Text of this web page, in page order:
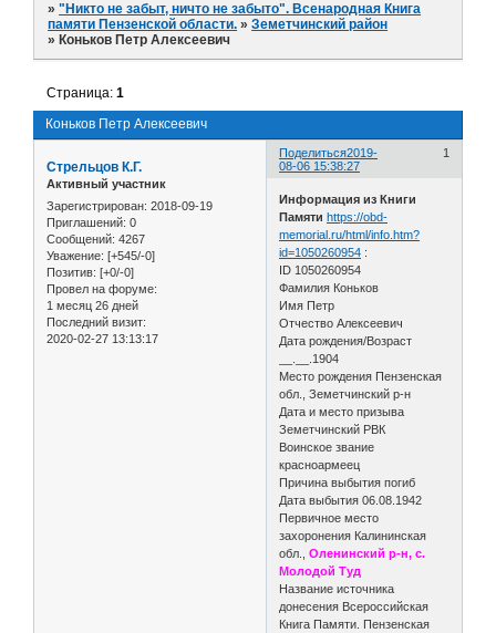
»"Никто не забыт, ничто не забыто". Всенародная Книга
памяти Пензенской области. »Земетчинский район
» Коньков Петр Алексеевич
Коньков Петр Алексеевич
Страница:1
Поделиться 1
2019-
08-06 15:38:27
Стрельцов К.Г.
Активный участник
Зарегистрирован: 2018-09-19
Приглашений: 0
Сообщений: 4267
Уважение: [+545/-0]
Позитив: [+0/-0]
Провел на форуме:
1 месяц 26 дней
Последний визит:
2020-02-27 13:13:17
Информация из Книги
Памяти https://obd-
memorial.ru/html/info.htm?
id=1050260954 :
ID 1050260954
Фамилия Коньков
Имя Петр
Отчество Алексеевич
Дата рождения/Возраст
__.__.1904
Место рождения Пензенская
обл., Земетчинский р-н
Дата и место призыва
Земетчинский РВК
Воинское звание
красноармеец
Причина выбытия погиб
Дата выбытия 06.08.1942
Первичное место
захоронения Калининская
обл.,Оленинский р-н, с.
Молодой Туд
Название источника
донесения Всероссийская
Книга Памяти. Пензенская